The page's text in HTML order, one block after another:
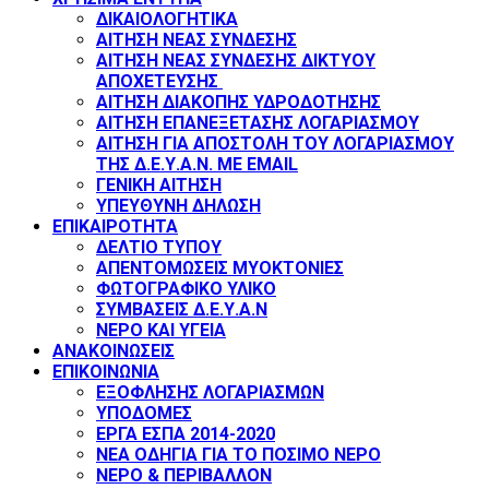
ΔΙΚΑΙΟΛΟΓΗΤΙΚΑ
ΑΙΤΗΣΗ ΝΕΑΣ ΣΥΝΔΕΣΗΣ
ΑΙΤΗΣΗ ΝΕΑΣ ΣΥΝΔΕΣΗΣ ΔΙΚΤΥΟΥ
ΑΠΟΧΕΤΕΥΣΗΣ
ΑΙΤΗΣΗ ΔΙΑΚΟΠΗΣ ΥΔΡΟΔΟΤΗΣΗΣ
ΑΙΤΗΣΗ ΕΠΑΝΕΞΕΤΑΣΗΣ ΛΟΓΑΡΙΑΣΜΟΥ
ΑΙΤΗΣΗ ΓΙΑ ΑΠΟΣΤΟΛΗ ΤΟΥ ΛΟΓΑΡΙΑΣΜΟΥ
ΤΗΣ Δ.Ε.Υ.Α.Ν. ΜΕ EMAIL
ΓΕΝΙΚΗ ΑΙΤΗΣΗ
ΥΠΕΥΘΥΝΗ ΔΗΛΩΣΗ
ΕΠΙΚΑΙΡΟΤΗΤΑ
ΔΕΛΤΙΟ ΤΥΠΟΥ
ΑΠΕΝΤΟΜΩΣΕΙΣ ΜΥΟΚΤΟΝΙΕΣ
ΦΩΤΟΓΡΑΦΙΚΟ ΥΛΙΚΟ
ΣΥΜΒΑΣΕΙΣ Δ.Ε.Υ.Α.Ν
ΝΕΡΟ ΚΑΙ ΥΓΕΙΑ
ΑΝΑΚΟΙΝΩΣΕΙΣ
ΕΠΙΚΟΙΝΩΝΙΑ
ΕΞΟΦΛΗΣΗΣ ΛΟΓΑΡΙΑΣΜΩΝ
ΥΠΟΔΟΜΕΣ
ΕΡΓΑ ΕΣΠΑ 2014-2020
ΝΕΑ ΟΔΗΓΙΑ ΓΙΑ ΤΟ ΠΟΣΙΜΟ ΝΕΡΟ
ΝΕΡΟ & ΠΕΡΙΒΑΛΛΟΝ